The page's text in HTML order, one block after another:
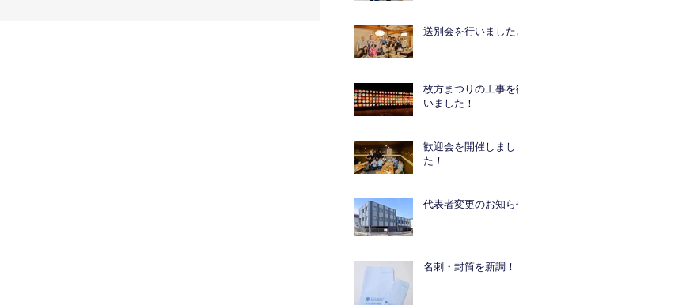
送別会を行いました。
枚方まつりの工事を行
いました！
歓迎会を開催しまし
た！
代表者変更のお知らせ
名刺・封筒を新調！